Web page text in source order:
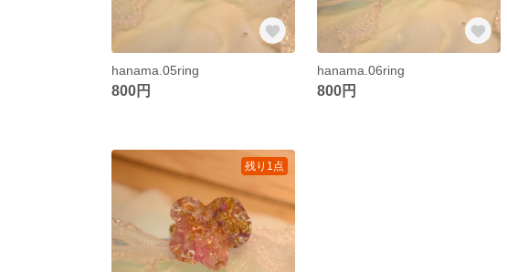
hanama.05ring
800円
hanama.06ring
800円
残り1点